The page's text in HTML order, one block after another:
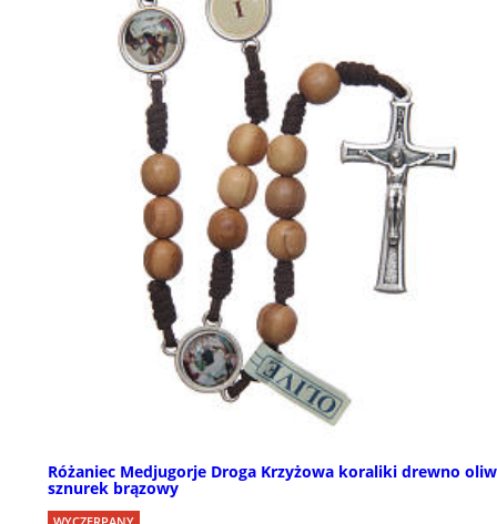
Różaniec Medjugorje Droga Krzyżowa koraliki drewno
sznurek brązowy